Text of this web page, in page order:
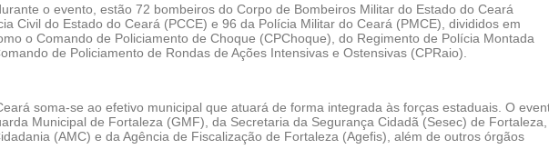
o evento, estão 72 bombeiros do Corpo de Bombeiros Militar do Estado do Ceará
Civil do Estado do Ceará (PCCE) e 96 da Polícia Militar do Ceará (PMCE), divididos em
o Comando de Policiamento de Choque (CPChoque), do Regimento de Polícia Montada
de Policiamento de Rondas de Ações Intensivas e Ostensivas (CPRaio).
soma-se ao efetivo municipal que atuará de forma integrada às forças estaduais. O
Municipal de Fortaleza (GMF), da Secretaria da Segurança Cidadã (Sesec) de Fortaleza,
(AMC) e da Agência de Fiscalização de Fortaleza (Agefis), além de outros órgãos